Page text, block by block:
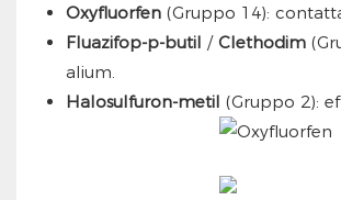
Oxyfluorfen (Gruppo 14):
Fluazifop-p-butil / Clethodim
alium.
Halosulfuron-metil (Gruppo 2):